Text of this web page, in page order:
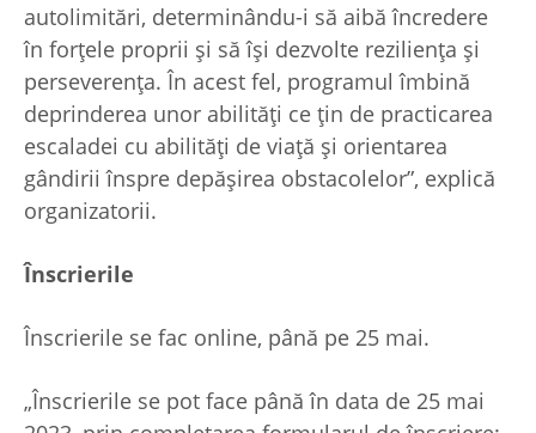
autolimitări, determinându-i să aibă încredere
în forțele proprii și să își dezvolte reziliența și
perseverența. În acest fel, programul îmbină
deprinderea unor abilități ce țin de practicarea
escaladei cu abilități de viață și orientarea
gândirii înspre depășirea obstacolelor”, explică
organizatorii.
Înscrierile
Înscrierile se fac online, până pe 25 mai.
„Înscrierile se pot face până în data de 25 mai